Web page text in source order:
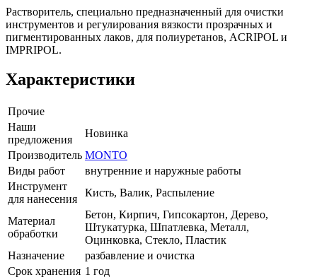
Растворитель, специально предназначенный для очистки
инструментов и регулирования вязкости прозрачных и
пигментированных лаков, для полиуретанов, ACRIPOL и
IMPRIPOL.
Характеристики
Прочие
Наши
предложения
Новинка
Производитель MONTO
Виды работ
внутренние и наружные работы
Инструмент
для нанесения
Кисть, Валик, Распыление
Материал
обработки
Бетон, Кирпич, Гипсокартон, Дерево,
Штукатурка, Шпатлевка, Металл,
Оцинковка, Стекло, Пластик
Назначение
разбавление и очистка
Срок хранения 1 год